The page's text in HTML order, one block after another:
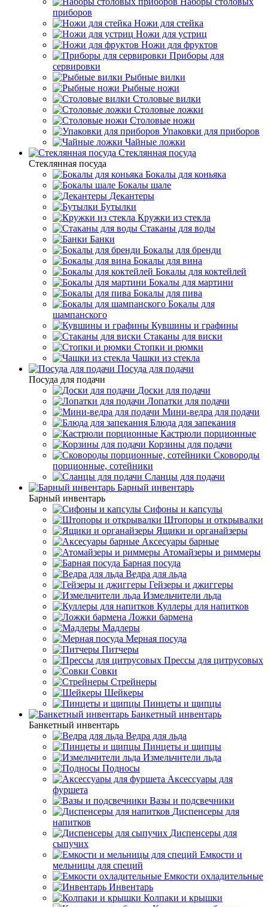
приборов
Ножи для стейка
Ножи для устриц
Ножи для фруктов
Приборы для
сервировки
Рыбные вилки
Рыбные ножи
Столовые вилки
Столовые ложки
Столовые ножи
Упаковки для приборов
Чайные ложки
Стеклянная посуда
Стеклянная посуда
Бокалы для коньяка
Бокалы шале
Декантеры
Бутылки
Кружки из стекла
Стаканы для воды
Банки
Бокалы для бренди
Бокалы для вина
Бокалы для коктейлей
Бокалы для мартини
Бокалы для пива
Бокалы для
шампанского
Кувшины и графины
Стаканы для виски
Стопки и рюмки
Чашки из стекла
Посуда для подачи
Посуда для подачи
Доски для подачи
Лопатки для подачи
Мини-ведра для подачи
Блюда для запекания
Кастрюли порционные
Корзины для подачи
Сковороды
порционные, сотейники
Сланцы для подачи
Барный инвентарь
Барный инвентарь
Сифоны и капсулы
Штопоры и открывалки
Ящики и органайзеры
Аксесуары барные
Атомайзеры и риммеры
Барная посуда
Ведра для льда
Гейзеры и джиггеры
Измельчители льда
Куллеры для напитков
Ложки бармена
Мадлеры
Мерная посуда
Питчеры
Прессы для цитрусовых
Совки
Стрейнеры
Шейкеры
Пинцеты и щипцы
Банкетный инвентарь
Банкетный инвентарь
Ведра для льда
Пинцеты и щипцы
Измельчители льда
Подносы
Аксессуары для
фуршета
Вазы и подсвечники
Диспенсеры для
напитков
Диспенсеры для
сыпучих
Емкости и
мельницы для специй
Емкости охладительные
Инвентарь
Колпаки и крышки